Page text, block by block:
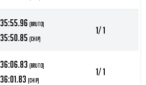
35:55.96 (bruto)
35:50.85 (chip)
1/ 1
36:06.83 (bruto)
36:01.83 (chip)
1/ 1